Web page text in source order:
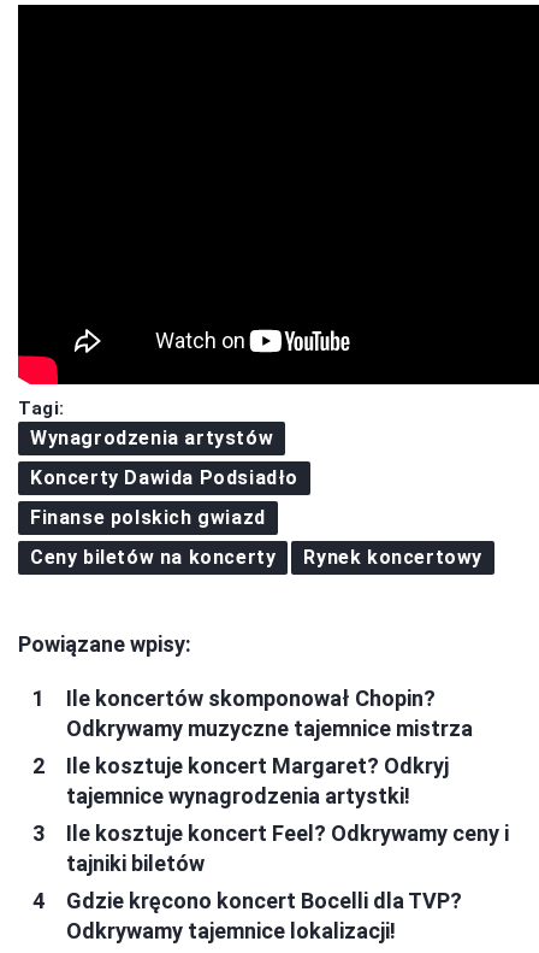
Tagi:
Wynagrodzenia artystów
Koncerty Dawida Podsiadło
Finanse polskich gwiazd
Ceny biletów na koncerty
Rynek koncertowy
Powiązane wpisy:
Ile koncertów skomponował Chopin?
Odkrywamy muzyczne tajemnice mistrza
Ile kosztuje koncert Margaret? Odkryj
tajemnice wynagrodzenia artystki!
Ile kosztuje koncert Feel? Odkrywamy ceny i
tajniki biletów
Gdzie kręcono koncert Bocelli dla TVP?
Odkrywamy tajemnice lokalizacji!